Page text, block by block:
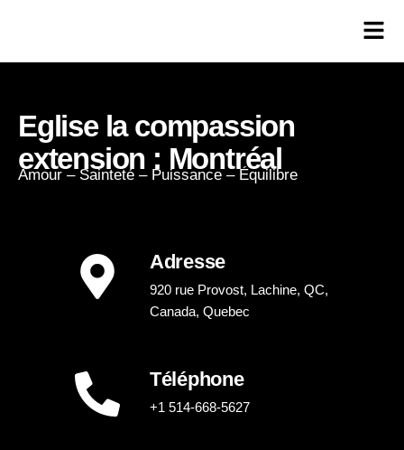
Eglise la compassion
extension : Montréal
Amour – Sainteté – Puissance – Équilibre
Adresse
920 rue Provost, Lachine, QC,
Canada, Quebec
Téléphone
+1 514-668-5627